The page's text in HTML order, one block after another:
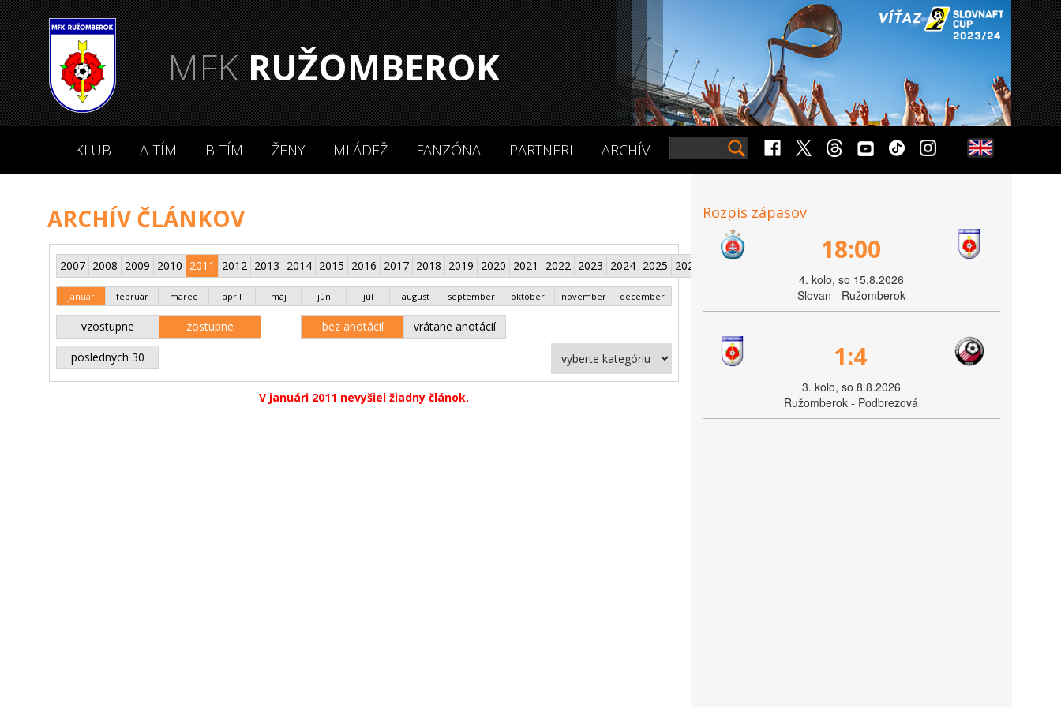
MFKRUŽOMBEROK
KLUB A-TÍM B-TÍM ŽENY MLÁDEŽ FANZÓNA PARTNERI ARCHÍV
ARCHÍV ČLÁNKOV
2007 2008 2009 2010 2011 2012 2013 2014 2015 2016 2017 2018 2019 2020 2021 2022 2023 2024 2025 2026
január február marec apríl máj jún júl august september október november december
vzostupne zostupne bez anotácií vrátane anotácií
posledných 30
V januári 2011 nevyšiel žiadny článok.
Rozpis zápasov
18:00
4. kolo, so 15.8.2026
Slovan - Ružomberok
1:4
3. kolo, so 8.8.2026
Ružomberok - Podbrezová